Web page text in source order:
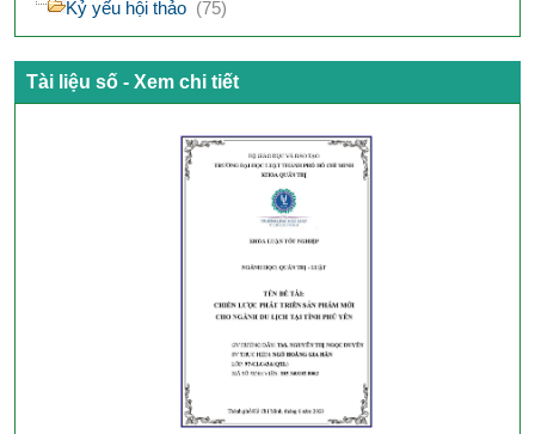
Kỷ yếu hội thảo (75)
Tài liệu số - Xem chi tiết